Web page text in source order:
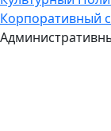
Корпоративный